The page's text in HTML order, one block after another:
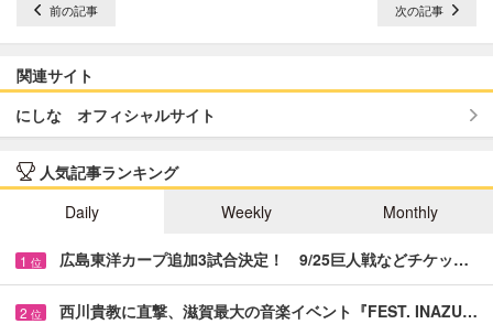
前の記事 次の記事
関連サイト
にしな オフィシャルサイト
人気記事ランキング
Daily
Weekly Monthly
1 位 広島東洋カープ追加3試合決定！ 9/25巨人戦などチケッ…
2 位 西川貴教に直撃、滋賀最大の音楽イベント『FEST. INAZU…